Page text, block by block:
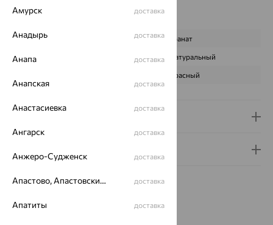
Наименование цвета вставки:
ВИД КАМНЯ Гранат
ПРОИСХОЖДЕНИЕ Натуральный
Красный
Амурск доставка
Анадырь доставка
Анапа доставка
Анапская доставка
Анастасиевка доставка
Ангарск доставка
Анжеро-Судженск доставка
Апастово, Апастовский район доставка
Апатиты доставка